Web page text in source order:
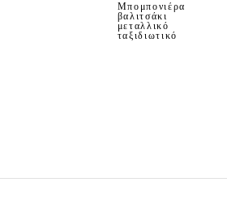
Μπομπονιέρα
βαλιτσάκι
μεταλλικό
ταξιδιωτικό